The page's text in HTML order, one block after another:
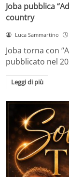
Joba pubblica
country
Luca Sammartino
Joba torna con
pubblicato nel
Leggi di più